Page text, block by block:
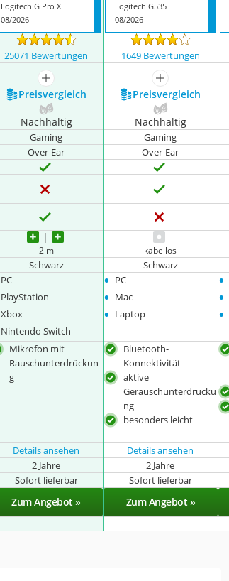
Logitech G Pro X
08/2026
Logitech G535
08/2026
25071 Bewertungen 1649 Bewertungen
mehr anzeigen mehr anzeigen
Preis­vergleich Preis­vergleich
Nachhaltig Nachhaltig
Gaming Gaming
Over-Ear Over-Ear
2 m kabellos
Schwarz Schwarz
PC
PlayStation
Xbox
Nintendo Switch
• PC
• Mac
• Laptop
•
•
•
Mikrofon mit
Rauschunterdrückun
g
Bluetooth-
Konnektivität
aktive
Geräuschunterdrücku
ng
besonders leicht
Details ansehen Details ansehen
2 Jahre 2 Jahre
Sofort lieferbar Sofort lieferbar
Zum Angebot » Zum Angebot »